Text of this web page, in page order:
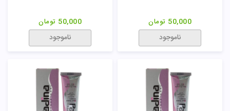
50,000 تومان
ناموجود
50,000 تومان
ناموجود